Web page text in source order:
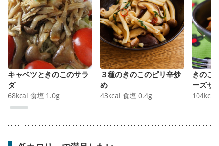
キャベツときのこのサラ
ダ
68kcal 食塩 1.0g
３種のきのこのピリ辛炒
め
43kcal 食塩 0.4g
きのこ
ーズサ
104kcal